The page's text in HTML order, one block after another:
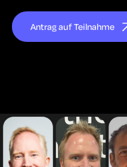
Antrag auf Teilnahme